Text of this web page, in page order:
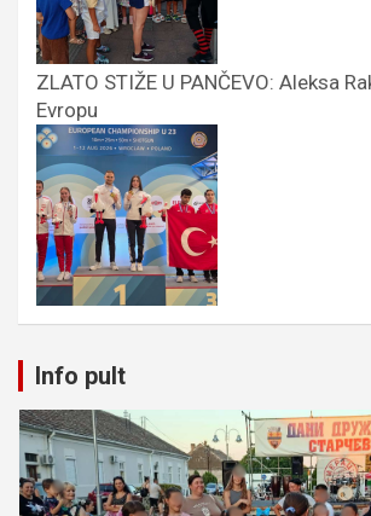
ZLATO STIŽE U PANČEVO: Aleksa
Evropu
Info pult